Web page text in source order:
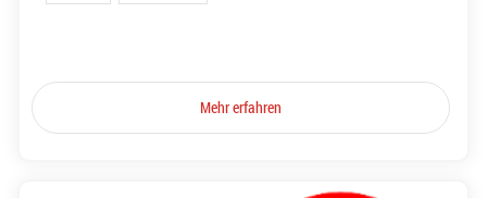
Mehr erfahren